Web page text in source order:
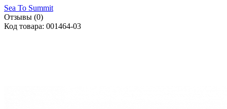
Sea To Summit
Отзывы (0)
Код товара: 001464-03